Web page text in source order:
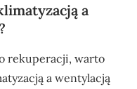
a
rekuperacji, warto
a wentylacją